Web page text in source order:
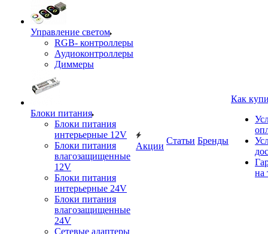
Управление светом
RGB- контроллеры
Аудиоконтроллеры
Диммеры
Блоки питания
Блоки питания
интерьерные 12V
Блоки питания
влагозащищенные
12V
Блоки питания
интерьерные 24V
Блоки питания
влагозащищенные
24V
Сетевые адаптеры
Акции
Статьи Бренды
Как
на